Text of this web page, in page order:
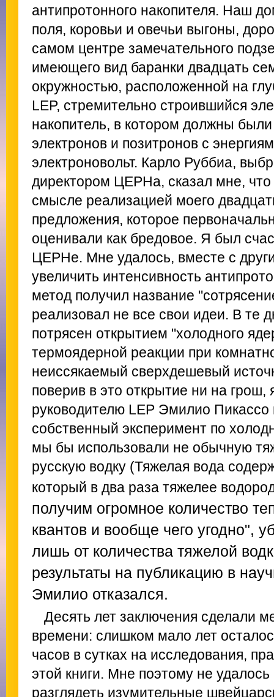
антипротонного накопителя. Наш
поля, коровьи и овечьи выгоны,
самом центре замечательного
имеющего вид баранки двадцать
окружностью, расположенной на
LEP, стремительно строившийся
накопитель, в котором должны были
электронов и позитронов с
электроновольт. Карло Руббиа,
директором ЦЕРНа, сказал мне,
смысле реализацией моего
предложения, которое
оценивали как бредовое. Я был
ЦЕРНе. Мне удалось, вместе с
увеличить интенсивность
метод получил название
реализовал не все свои идеи. В те
потрясен открытием "холодного
термоядерной реакции при
неиссякаемый сверхдешевый
поверив в это открытие ни на
руководителю LEP Эмилио Пикассо
собственный эксперимент по
мы бы использовали не обычную
русскую водку (Тяжелая вода
который в два раза тяжелее
получим огромное количество
квантов и вообще чего угодно",
лишь от количества тяжелой
результаты на публикацию в
Эмилио отказался.
Десять лет заключения сделали
времени: слишком мало лет
часов в сутках на исследования,
этой книги. Мне поэтому не
разглядеть изумительные